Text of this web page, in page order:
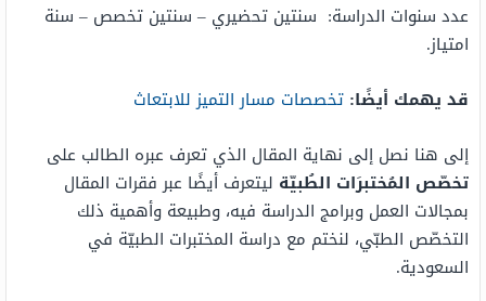
عدد سنوات الدراسة: ​ سنتين تحضيري – سنتين تخصص – سنة
امتياز​.
قد يهمك أيضًا: تخصصات مسار التميز للابتعاث
إلى هنا نصل إلى نهاية المقال الذي تعرف عبره الطالب على
تخصّص المُختبرَات الطُبيّة ليتعرف أيضًا عبر فقرات المقال
بمجالات العمل وبرامج الدراسة فيه، وطبيعة وأهمية ذلك
التخصّص الطبّي، لنختم مع دراسة المختبرات الطبيّة في
السعودية.